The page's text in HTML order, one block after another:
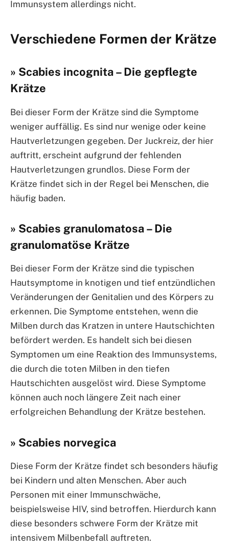
Immunsystem allerdings nicht.
Verschiedene Formen der Krätze
» Scabies incognita – Die gepflegte
Krätze
Bei dieser Form der Krätze sind die Symptome
weniger auffällig. Es sind nur wenige oder keine
Hautverletzungen gegeben. Der Juckreiz, der hier
auftritt, erscheint aufgrund der fehlenden
Hautverletzungen grundlos. Diese Form der
Krätze findet sich in der Regel bei Menschen, die
häufig baden.
» Scabies granulomatosa – Die
granulomatöse Krätze
Bei dieser Form der Krätze sind die typischen
Hautsymptome in knotigen und tief entzündlichen
Veränderungen der Genitalien und des Körpers zu
erkennen. Die Symptome entstehen, wenn die
Milben durch das Kratzen in untere Hautschichten
befördert werden. Es handelt sich bei diesen
Symptomen um eine Reaktion des Immunsystems,
die durch die toten Milben in den tiefen
Hautschichten ausgelöst wird. Diese Symptome
können auch noch längere Zeit nach einer
erfolgreichen Behandlung der Krätze bestehen.
» Scabies norvegica
Diese Form der Krätze findet sch besonders häufig
bei Kindern und alten Menschen. Aber auch
Personen mit einer Immunschwäche,
beispielsweise HIV, sind betroffen. Hierdurch kann
diese besonders schwere Form der Krätze mit
intensivem Milbenbefall auftreten.